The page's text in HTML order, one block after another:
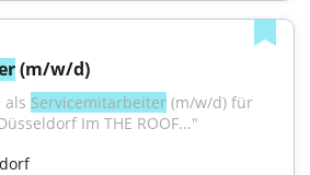
(m/w/d)
als Servicemitarbeiter (m/w/d) für
Im THE ROOF..."